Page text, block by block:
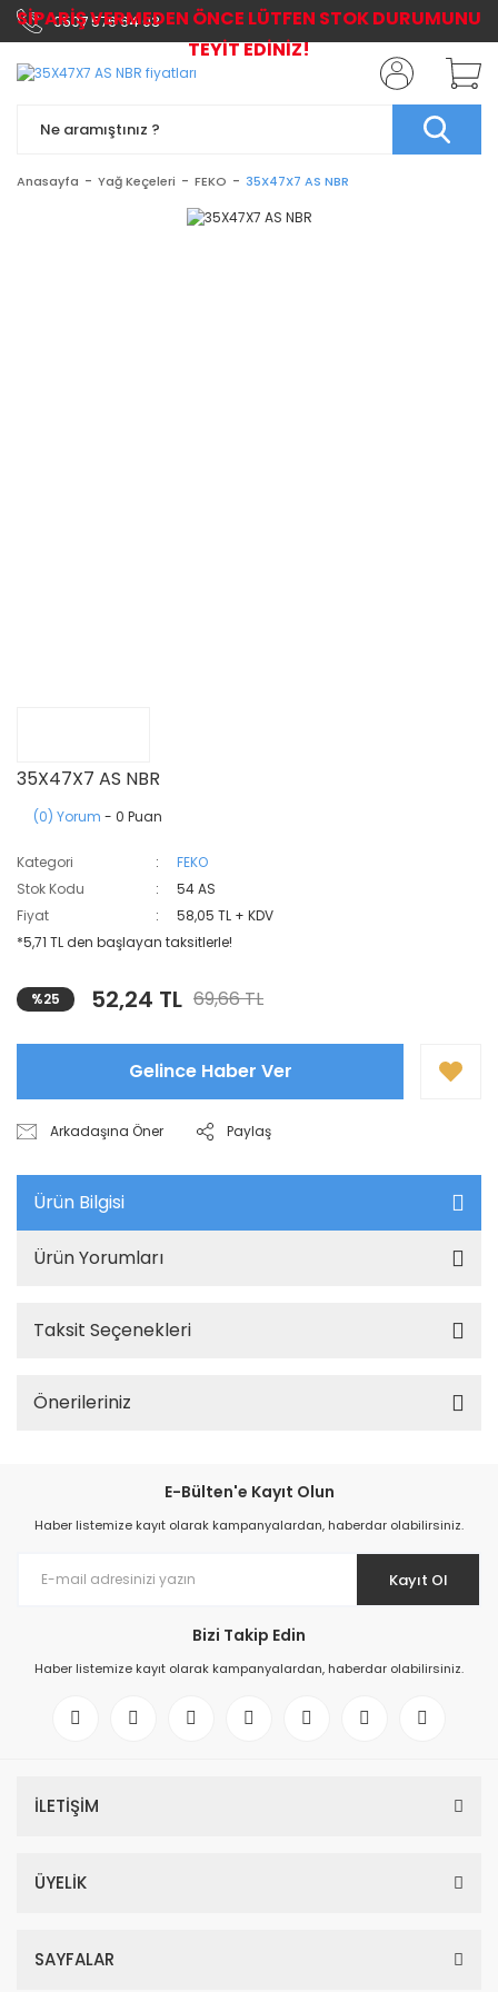
0507 576 64 03
Anasayfa Yağ Keçeleri FEKO 35X47X7 AS NBR
35X47X7 AS NBR
(0) Yorum - 0 Puan
Kategori
FEKO
Stok Kodu
54 AS
Fiyat
58,05 TL + KDV
*5,71 TL den başlayan taksitlerle!
%25 52,24 TL 69,66 TL
Gelince Haber Ver
Arkadaşına Öner Paylaş
Ürün Bilgisi
Ürün Yorumları
Taksit Seçenekleri
Önerileriniz
E-Bülten'e Kayıt Olun
Haber listemize kayıt olarak kampanyalardan, haberdar olabilirsiniz.
Kayıt Ol
Bizi Takip Edin
Haber listemize kayıt olarak kampanyalardan, haberdar olabilirsiniz.
İLETİŞİM
ÜYELİK
SAYFALAR
SİPARİŞ VERMEDEN ÖNCE LÜTFEN STOK DURUMUNU
TEYİT EDİNİZ!